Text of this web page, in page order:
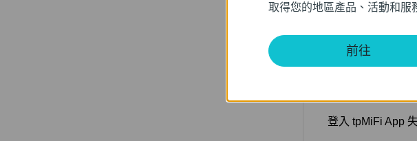
決？
登入 tpMiFi App
取得您的地區產品、活動和服
前往